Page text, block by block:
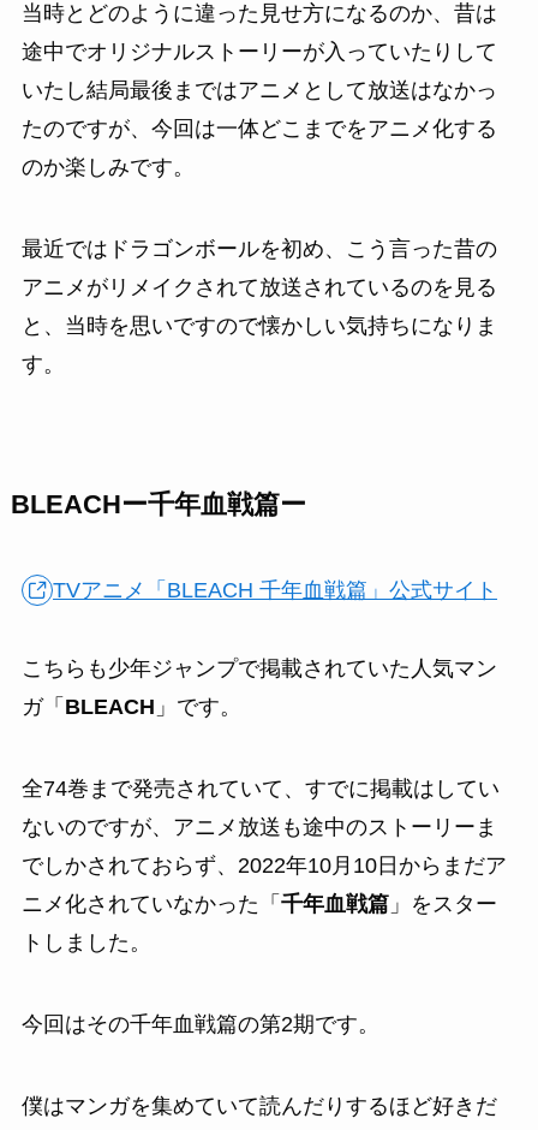
当時とどのように違った見せ方になるのか、昔は
途中でオリジナルストーリーが入っていたりして
いたし結局最後まではアニメとして放送はなかっ
たのですが、今回は一体どこまでをアニメ化する
のか楽しみです。
最近ではドラゴンボールを初め、こう言った昔の
アニメがリメイクされて放送されているのを見る
と、当時を思いですので懐かしい気持ちになりま
す。
BLEACHー千年血戦篇ー
TVアニメ「BLEACH 千年血戦篇」公式サイト
こちらも少年ジャンプで掲載されていた人気マン
ガ「 BLEACH 」です。
全74巻まで発売されていて、すでに掲載はしてい
ないのですが、アニメ放送も途中のストーリーま
でしかされておらず、2022年10月10日からまだア
ニメ化されていなかった「 千年血戦篇」をスター
トしました。
今回はその千年血戦篇の第2期です。
僕はマンガを集めていて読んだりするほど好きだ